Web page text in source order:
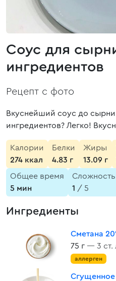
Соус для
ингредиентов
Рецепт с фото
Вкуснейший соус до
ингредиентов? Легко!
Калории
274 ккал
Белки
4.83 г
Жиры
13.09 г
Общее время
5 мин
Сложность
1 / 5
Ингредиенты
Сметана
75 г — 3 ст.
аллерген